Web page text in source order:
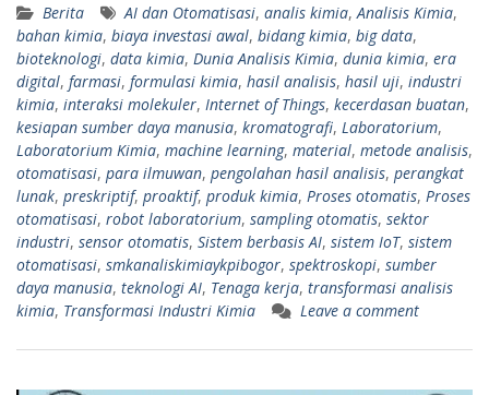
Berita AI dan Otomatisasi, analis kimia, Analisis Kimia,
bahan kimia, biaya investasi awal, bidang kimia, big data,
bioteknologi, data kimia, Dunia Analisis Kimia, dunia kimia, era
digital, farmasi, formulasi kimia, hasil analisis, hasil uji, industri
kimia, interaksi molekuler, Internet of Things, kecerdasan buatan,
kesiapan sumber daya manusia, kromatografi, Laboratorium,
Laboratorium Kimia, machine learning, material, metode analisis,
otomatisasi, para ilmuwan, pengolahan hasil analisis, perangkat
lunak, preskriptif, proaktif, produk kimia, Proses otomatis, Proses
otomatisasi, robot laboratorium, sampling otomatis, sektor
industri, sensor otomatis, Sistem berbasis AI, sistem IoT, sistem
otomatisasi, smkanaliskimiaykpibogor, spektroskopi, sumber
daya manusia, teknologi AI, Tenaga kerja, transformasi analisis
kimia, Transformasi Industri Kimia Leave a comment